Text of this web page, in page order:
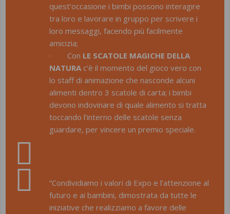
quest’occasione i bimbi possono interagire
tra loro e lavorare in gruppo per scrivere i
loro messaggi, facendo più facilmente
amicizia;
· Con LE SCATOLE MAGICHE DELLA
NATURA c’è il momento del gioco vero con
lo staff di animazione che nasconde alcuni
alimenti dentro 3 scatole di carta; i bimbi
devono indovinare di quale alimento si tratta
toccando l’interno delle scatole senza
guardare, per vincere un premio speciale.
“Condividiamo i valori di Expo e l’attenzione al
futuro e ai bambini, dimostrata da tutte le
iniziative che realizziamo a favore delle